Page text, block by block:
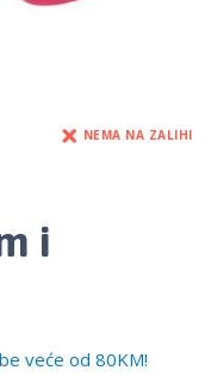
NEMA NA ZALIHI
i
veće od 80KM!